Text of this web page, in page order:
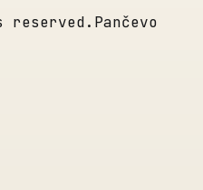
reserved. Pančevo